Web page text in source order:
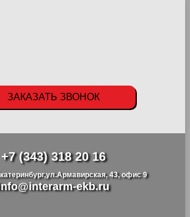
+7 (343) 318 20 16
43, офис 9
ekb.ru
ЗАКАЗАТЬ ЗВОНОК